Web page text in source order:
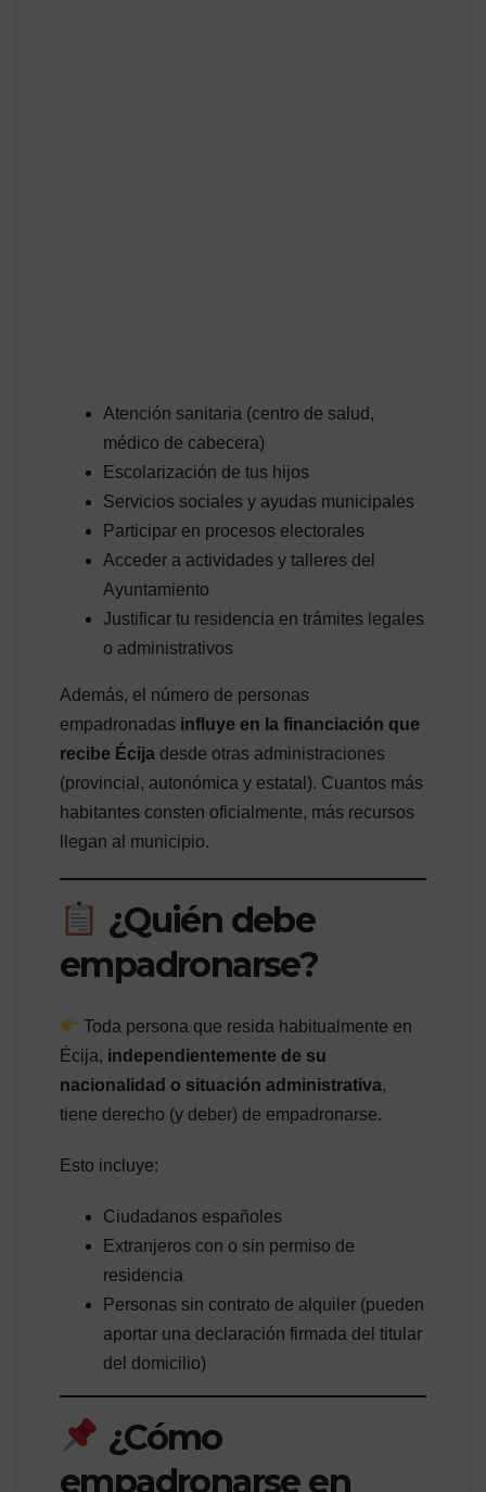
Atención sanitaria (centro de salud,
médico de cabecera)
Escolarización de tus hijos
Servicios sociales y ayudas municipales
Participar en procesos electorales
Acceder a actividades y talleres del
Ayuntamiento
Justificar tu residencia en trámites legales
o administrativos
Además, el número de personas
empadronadas influye en la financiación que
recibe Écija desde otras administraciones
(provincial, autonómica y estatal). Cuantos más
habitantes consten oficialmente, más recursos
llegan al municipio.
¿Quién debe
empadronarse?
Toda persona que resida habitualmente en
Écija, independientemente de su
nacionalidad o situación administrativa,
tiene derecho (y deber) de empadronarse.
Esto incluye:
Ciudadanos españoles
Extranjeros con o sin permiso de
residencia
Personas sin contrato de alquiler (pueden
aportar una declaración firmada del titular
del domicilio)
¿Cómo
empadronarse en